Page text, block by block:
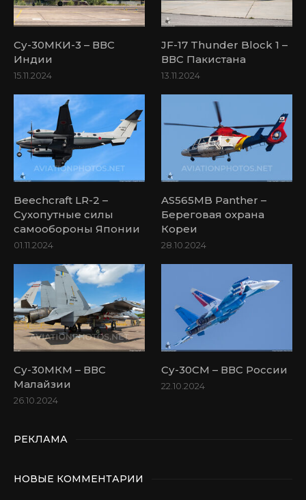
Су-30МКИ-3 – ВВС
Индии
15.11.2024
JF-17 Thunder Block 1 –
ВВС Пакистана
13.11.2024
Beechcraft LR-2 –
Сухопутные силы
самообороны Японии
01.11.2024
AS565MB Panther –
Береговая охрана
Кореи
28.10.2024
Су-30МКМ – ВВС
Малайзии
26.10.2024
Су-30СМ – ВВС России
22.10.2024
РЕКЛАМА
НОВЫЕ КОММЕНТАРИИ